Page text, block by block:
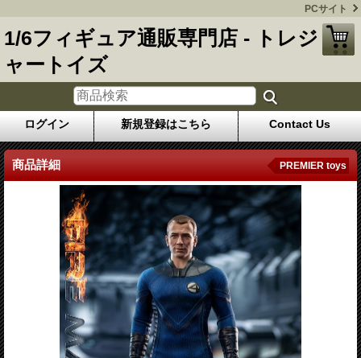
PCサイト
1/6フィギュア通販専門店 - トレジ
ャートイズ
ログイン 新規登録はこちら Contact Us
商品詳細 PREMIER toys